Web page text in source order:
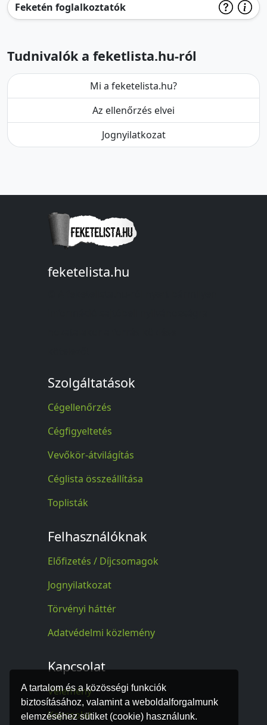
A tartalom és a közösségi funkciók
biztosításához, valamint a weboldalforgalmunk
elemzéséhez sütiket (cookie) használunk.
Feketén foglalkoztatók
Tudnivalók a feketlista.hu-ról
Mi a feketelista.hu?
Az ellenőrzés elvei
Jognyilatkozat
feketelista.hu
Szolgáltatások
Cégellenőrzés
Cégfigyeltetés
Vevőkör-átvilágítás
Céglista összeállítása
Toplisták
Felhasználóknak
Előfizetés / Díjcsomagok
Jognyilatkozat
Törvényi háttér
Adatvédelmi közlemény
Kapcsolat
Vélemény
Kapcsolat